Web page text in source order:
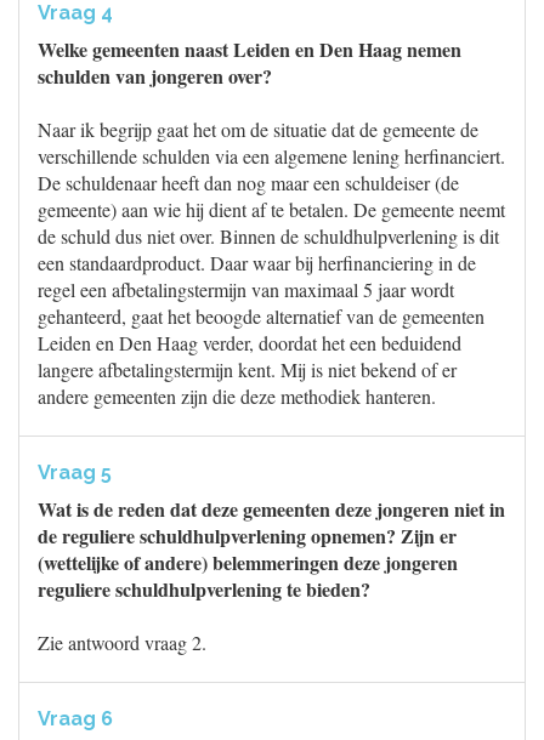
Vraag 4
Welke gemeenten naast Leiden en Den Haag nemen
schulden van jongeren over?
Naar ik begrijp gaat het om de situatie dat de gemeente de
verschillende schulden via een algemene lening herfinanciert.
De schuldenaar heeft dan nog maar een schuldeiser (de
gemeente) aan wie hij dient af te betalen. De gemeente neemt
de schuld dus niet over. Binnen de schuldhulpverlening is dit
een standaardproduct. Daar waar bij herfinanciering in de
regel een afbetalingstermijn van maximaal 5 jaar wordt
gehanteerd, gaat het beoogde alternatief van de gemeenten
Leiden en Den Haag verder, doordat het een beduidend
langere afbetalingstermijn kent. Mij is niet bekend of er
andere gemeenten zijn die deze methodiek hanteren.
Vraag 5
Wat is de reden dat deze gemeenten deze jongeren niet in
de reguliere schuldhulpverlening opnemen? Zijn er
(wettelijke of andere) belemmeringen deze jongeren
reguliere schuldhulpverlening te bieden?
Zie antwoord vraag 2.
Vraag 6